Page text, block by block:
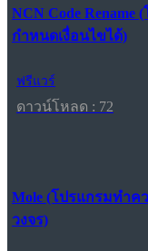
NCN Code
กำหนดเงื่อนไขได้)
ฟรีแวร์
ดาวน์โหลด : 72
Mole (โปรแกรมทำค
วงจร)